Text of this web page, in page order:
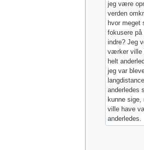
jeg være
verden
hvor meget
fokusere på
indre? Jeg
værker ville
helt
jeg var
anderledes
kunne sige,
ville have
anderledes.